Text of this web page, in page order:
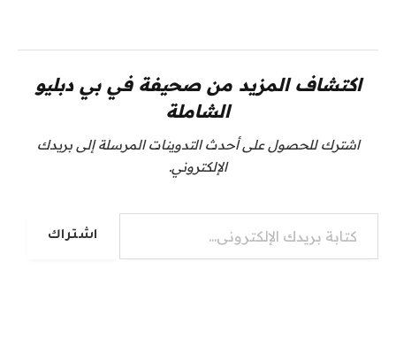
اكتشاف المزيد من صحيفة في بي دبليو
الشاملة
اشترك للحصول على أحدث التدوينات المرسلة إلى بريدك
الإلكتروني.
كتابة بريدك الإلكتروني...
اشتراك